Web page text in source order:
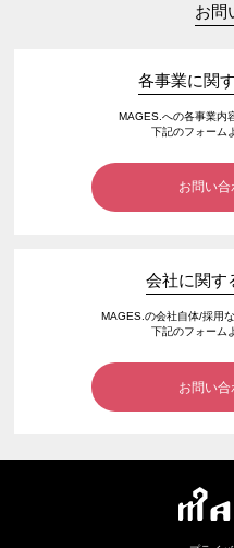
お問
各事業に関
MAGES.への各事業内
下記のフォーム
お問い合
会社に関す
MAGES.の会社自体/採用
下記のフォーム
お問い合